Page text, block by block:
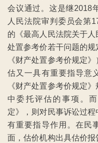
会议通过。这是继2018
人民法院审判委员会第
的《最高人民法院关于
处置参考价若干问题的
《财产处置参考价规定
估又一具有重要指导意
《财产处置参考价规定
中委托评估的事项。
定》，则对民事诉讼过
有重要指导作用。在民
面，估价机构出具估价